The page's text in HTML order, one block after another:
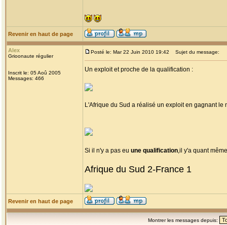
Revenir en haut de page
Alex
Grioonaute régulier
Inscrit le: 05 Aoû 2005
Messages: 466
Posté le: Mar 22 Juin 2010 19:42 Sujet du message:
Un exploit et proche de la qualification :
L'Afrique du Sud a réalisé un exploit en gagnant
Si il n'y a pas eu une qualification,il y'a quant
Afrique du Sud 2-France 1
Revenir en haut de page
Montrer les messages depuis: